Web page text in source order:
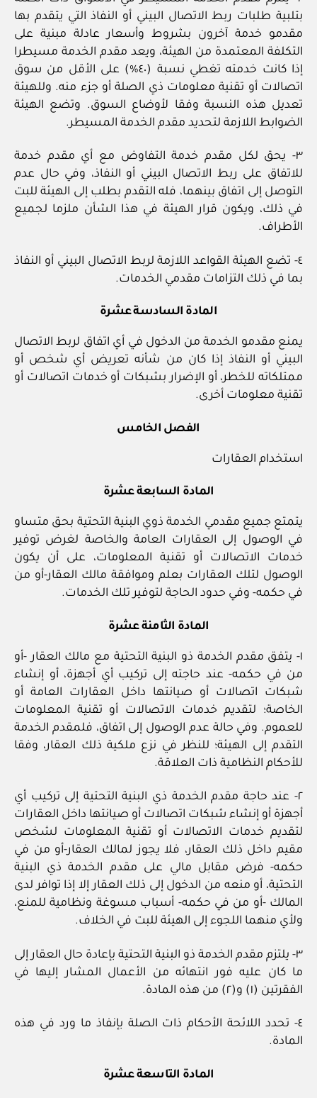
بتلبية طلبات ربط الاتصال البيني أو النفاذ التي يتقدم بها
مقدمو خدمة آخرون بشروط وأسعار عادلة مبنية على
التكلفة المعتمدة من الهيئة، ويعد مقدم الخدمة مسيطرا
إذا كانت خدمته تغطي نسبة (٤٠%) على الأقل من سوق
اتصالات أو تقنية معلومات ذي الصلة أو جزء منه. وللهيئة
تعديل هذه النسبة وفقا لأوضاع السوق. وتضع الهيئة
الضوابط اللازمة لتحديد مقدم الخدمة المسيطر.
٣- يحق لكل مقدم خدمة التفاوض مع أي مقدم خدمة
للاتفاق على ربط الاتصال البيني أو النفاذ، وفي حال عدم
التوصل إلى اتفاق بينهما، فله التقدم بطلب إلى الهيئة للبت
في ذلك، ويكون قرار الهيئة في هذا الشأن ملزما لجميع
الأطراف.
٤- تضع الهيئة القواعد اللازمة لربط الاتصال البيني أو النفاذ
بما في ذلك التزامات مقدمي الخدمات.
المادة السادسة عشرة
يمنع مقدمو الخدمة من الدخول في أي اتفاق لربط الاتصال
البيني أو النفاذ إذا كان من شأنه تعريض أي شخص أو
ممتلكاته للخطر، أو الإضرار بشبكات أو خدمات اتصالات أو
تقنية معلومات أخرى.
الفصل الخامس
استخدام العقارات
المادة السابعة عشرة
يتمتع جميع مقدمي الخدمة ذوي البنية التحتية بحق متساو
في الوصول إلى العقارات العامة والخاصة لغرض توفير
خدمات الاتصالات أو تقنية المعلومات، على أن يكون
الوصول لتلك العقارات بعلم وموافقة مالك العقار-أو من
في حكمه- وفي حدود الحاجة لتوفير تلك الخدمات.
المادة الثامنة عشرة
١- يتفق مقدم الخدمة ذو البنية التحتية مع مالك العقار -أو
من في حكمه- عند حاجته إلى تركيب أي أجهزة، أو إنشاء
شبكات اتصالات أو صيانتها داخل العقارات العامة أو
الخاصة؛ لتقديم خدمات الاتصالات أو تقنية المعلومات
للعموم. وفي حالة عدم الوصول إلى اتفاق، فلمقدم الخدمة
التقدم إلى الهيئة؛ للنظر في نزع ملكية ذلك العقار، وفقا
للأحكام النظامية ذات العلاقة.
٢- عند حاجة مقدم الخدمة ذي البنية التحتية إلى تركيب أي
أجهزة أو إنشاء شبكات اتصالات أو صيانتها داخل العقارات
لتقديم خدمات الاتصالات أو تقنية المعلومات لشخص
مقيم داخل ذلك العقار، فلا يجوز لمالك العقار-أو من في
حكمه- فرض مقابل مالي على مقدم الخدمة ذي البنية
التحتية، أو منعه من الدخول إلى ذلك العقار إلا إذا توافر لدى
المالك -أو من في حكمه- أسباب مسوغة ونظامية للمنع،
ولأي منهما اللجوء إلى الهيئة للبت في الخلاف.
٣- يلتزم مقدم الخدمة ذو البنية التحتية بإعادة حال العقار إلى
ما كان عليه فور انتهائه من الأعمال المشار إليها في
الفقرتين (١) و(٢) من هذه المادة.
٤- تحدد اللائحة الأحكام ذات الصلة بإنفاذ ما ورد في هذه
المادة.
المادة التاسعة عشرة